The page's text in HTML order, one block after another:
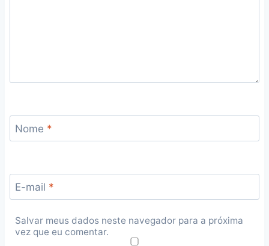
Nome *
E-mail *
Salvar meus dados neste navegador para a próxima
vez que eu comentar.